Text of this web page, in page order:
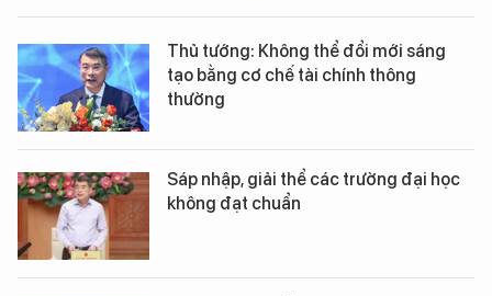
Thủ tướng: Không thể đổi mới sáng
tạo bằng cơ chế tài chính thông
thường
Sáp nhập, giải thể các trường đại học
không đạt chuẩn